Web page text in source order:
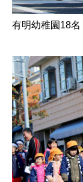
有明幼稚園18名